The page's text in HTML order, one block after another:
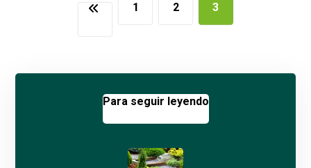
1 2 3
Para seguir leyendo